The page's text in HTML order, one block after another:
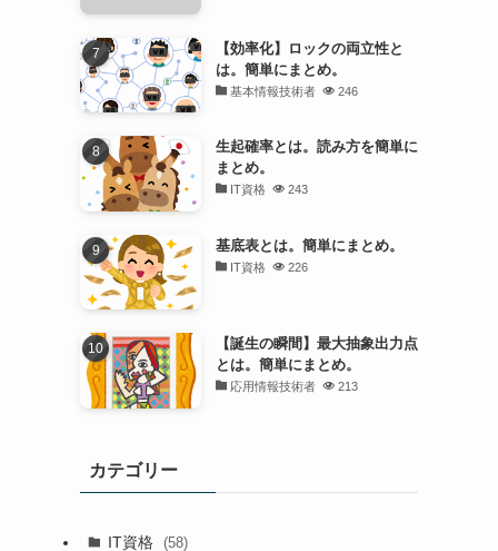
【効率化】ロックの両立性と
は。簡単にまとめ。
基本情報技術者 246
生起確率とは。読み方を簡単に
まとめ。
IT資格 243
基底表とは。簡単にまとめ。
IT資格 226
【誕生の瞬間】最大抽象出力点
とは。簡単にまとめ。
応用情報技術者 213
カテゴリー
IT資格 (58)